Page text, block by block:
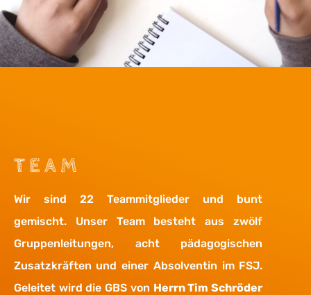
TEAM
Wir sind 22 Teammitglieder und bunt
gemischt. Unser Team besteht aus zwölf
Gruppenleitungen, acht pädagogischen
Zusatzkräften und einer Absolventin im FSJ.
Geleitet wird die GBS von Herrn Tim Schröder